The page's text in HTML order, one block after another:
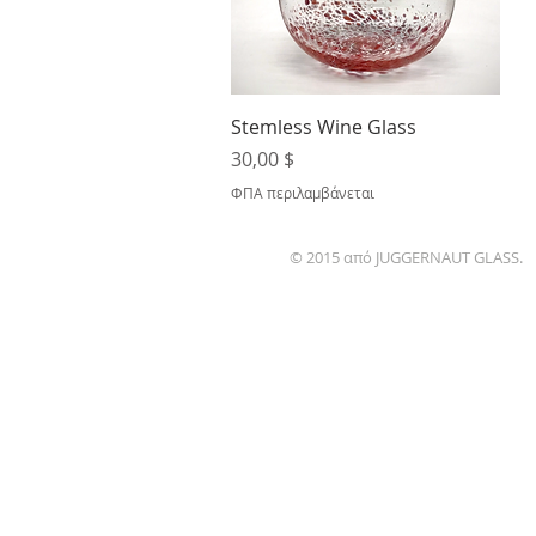
Γρήγορη προβολή
Stemless Wine Glass
Τιμή
30,00 $
ΦΠΑ περιλαμβάνεται
© 2015 από JUGGERNAUT GLASS.